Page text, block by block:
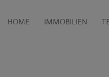
HOME IMMOBILIEN